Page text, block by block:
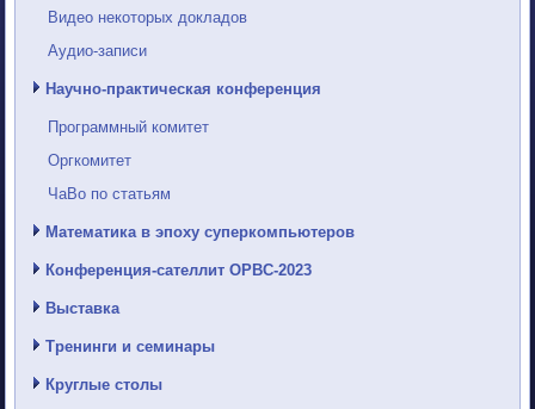
Видео некоторых докладов
Аудио-записи
Научно-практическая конференция
Программный комитет
Оргкомитет
ЧаВо по статьям
Математика в эпоху суперкомпьютеров
Конференция-сателлит ОРВС-2023
Выставка
Тренинги и семинары
Круглые столы